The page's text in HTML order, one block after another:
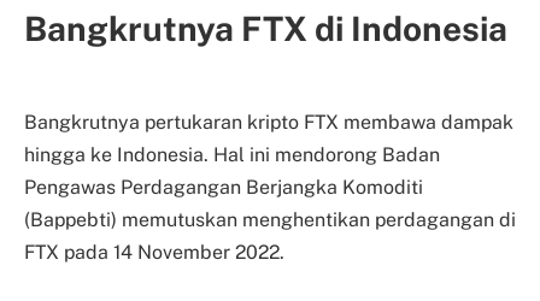
Bangkrutnya FTX di Indonesia
Bangkrutnya pertukaran kripto FTX membawa dampak
hingga ke Indonesia. Hal ini mendorong Badan
Pengawas Perdagangan Berjangka Komoditi
(Bappebti) memutuskan menghentikan perdagangan di
FTX pada 14 November 2022.